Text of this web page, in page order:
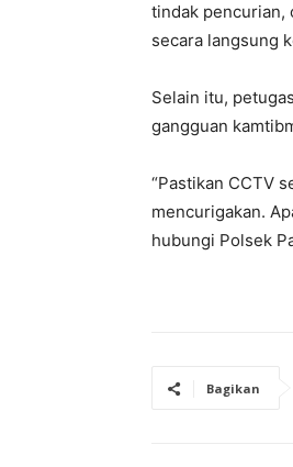
tindak pencurian,
secara langsung
Selain itu,
gangguan
“Pastikan CCTV
mencurigakan.
hubungi Polsek
Bagikan